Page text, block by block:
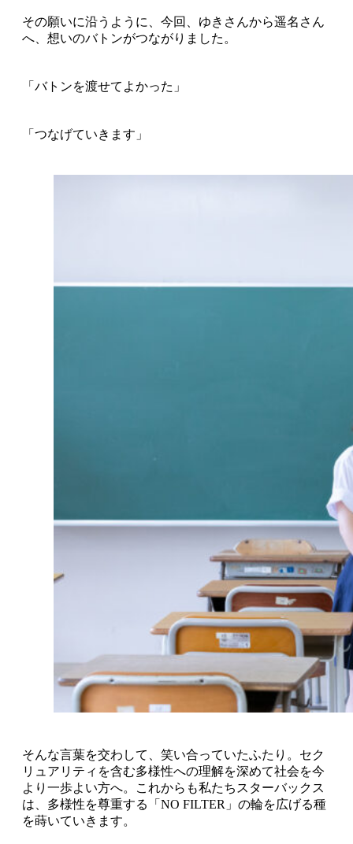
その願いに沿うように、今回、ゆきさんから遥名さん
へ、想いのバトンがつながりました。
「バトンを渡せてよかった」
「つなげていきます」
そんな言葉を交わして、笑い合っていたふたり。セク
リュアリティを含む多様性への理解を深めて社会を今
より一歩よい方へ。これからも私たちスターバックス
は、多様性を尊重する「NO FILTER」の輪を広げる種
を蒔いていきます。